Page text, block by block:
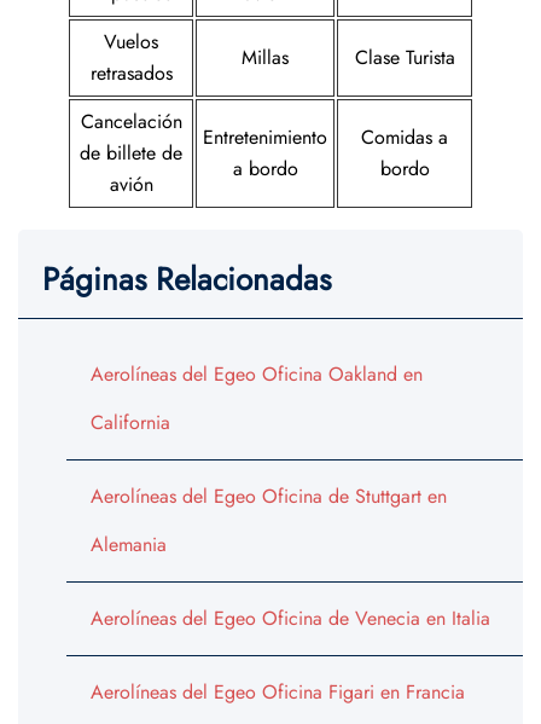
Vuelos
retrasados
Millas Clase Turista
Cancelación
de billete de
avión
Entretenimiento
a bordo
Comidas a
bordo
Páginas Relacionadas
Aerolíneas del Egeo Oficina Oakland en
California
Aerolíneas del Egeo Oficina de Stuttgart en
Alemania
Aerolíneas del Egeo Oficina de Venecia en Italia
Aerolíneas del Egeo Oficina Figari en Francia